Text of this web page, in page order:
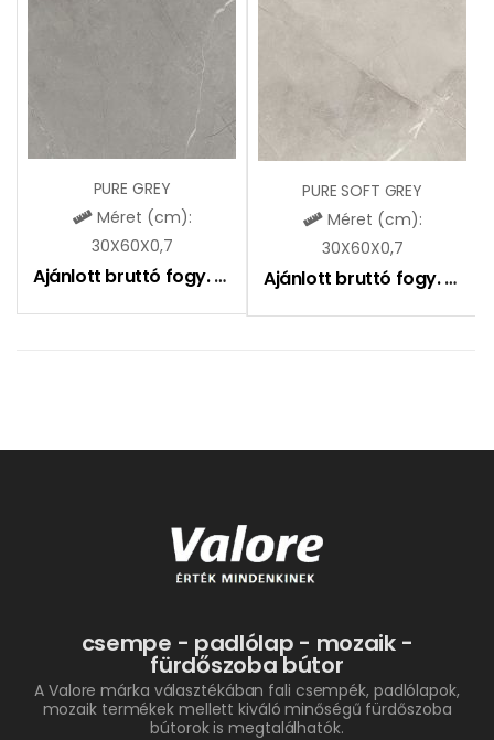
PURE GREY
Méret (cm):
30X60X0,7
Ajánlott bruttó fogy. ár: 7090Ft
PURE SOFT GREY
Méret (cm):
30X60X0,7
Ajánlott bruttó fogy. ár:
csempe - padlólap - mozaik -
fürdőszoba bútor
A Valore márka választékában fali csempék, padlólapok,
mozaik termékek mellett kiváló minőségű fürdőszoba
bútorok is megtalálhatók.